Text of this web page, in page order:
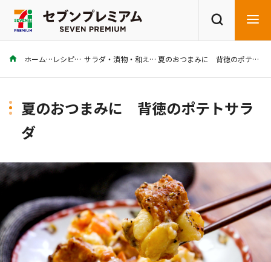
商品を探す レシピを探す
ホーム レシピ サラダ・漬物・和え物 夏のおつまみに 背徳のポテトサラダ
夏のおつまみに 背徳のポテトサラ
ダ